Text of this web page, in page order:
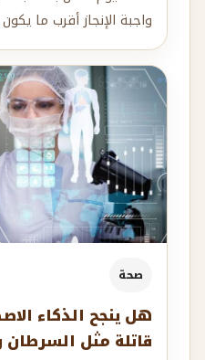
واجبة الإنجاز أقرب ما
صحة
هل ينجح الذكاء
قاتلة مثل السرطان